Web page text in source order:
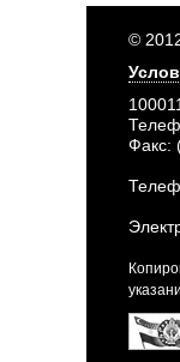
©
Факс: